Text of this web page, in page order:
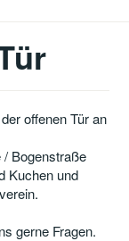
offenen Tür an
/ Bogenstraße
Kuchen und
gerne Fragen.